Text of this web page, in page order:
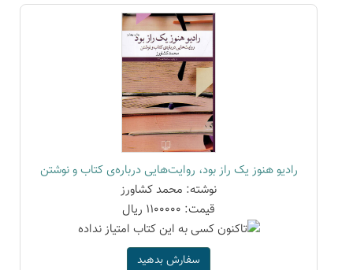
رادیو هنوز یک راز بود، روایت‌هایی درباره‌ی کتاب و نوشتن
نوشته: محمد کشاورز
قیمت: 1100000 ریال
سفارش بدهید